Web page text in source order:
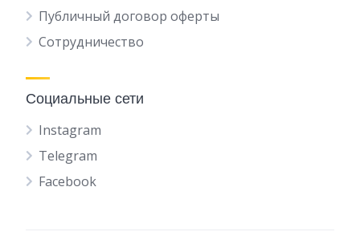
Публичный договор оферты
Сотрудничество
Социальные сети
Instagram
Telegram
Facebook